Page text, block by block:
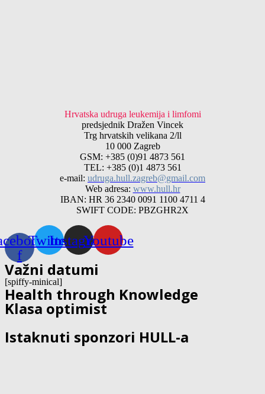
Hrvatska udruga leukemija i limfomi
predsjednik Dražen Vincek
Trg hrvatskih velikana 2/ll
10 000 Zagreb
GSM: +385 (0)91 4873 561
TEL: +385 (0)1 4873 561
e-mail: udruga.hull.zagreb@gmail.com
Web adresa: www.hull.hr
IBAN: HR 36 2340 0091 1100 4711 4
SWIFT CODE: PBZGHR2X
f
TwitterInstagramYoutube
Važni datumi
[spiffy-minical]
Health through Knowledge
Klasa optimist
Istaknuti sponzori HULL-a